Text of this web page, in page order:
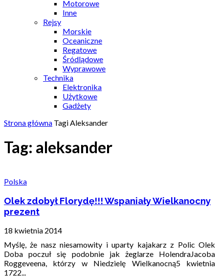
Motorowe
Inne
Rejsy
Morskie
Oceaniczne
Regatowe
Śródlądowe
Wyprawowe
Technika
Elektronika
Użytkowe
Gadżety
Strona główna TagiAleksander
Tag: aleksander
Polska
Olek zdobył Florydę!!! Wspaniały Wielkanocny
prezent
18 kwietnia 2014
Myślę, że nasz niesamowity i uparty kajakarz z Polic Olek
Doba poczuł się podobnie jak żeglarze HolendraJacoba
Roggeveena, którzy w Niedzielę Wielkanocną5 kwietnia
1722...